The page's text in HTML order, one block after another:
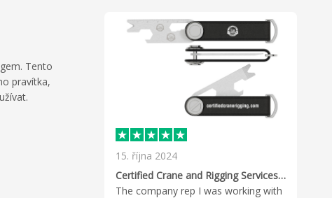
Tento
pravítka,
15. října 2024
Certified Crane and Rigging Services. The company rep I was working with made…
The company rep I was working with